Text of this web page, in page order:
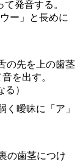
て発音する。
ー」と長めに
の先を上の歯茎
を出す。
）
く曖昧に「ア」
の歯茎につけ